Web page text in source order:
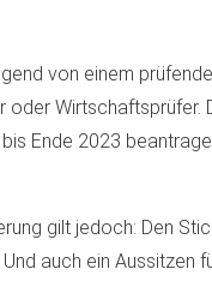
von einem
Wirtschaftsprüfer.
Ende 2023
gilt jedoch: Den
auch ein Aussitzen